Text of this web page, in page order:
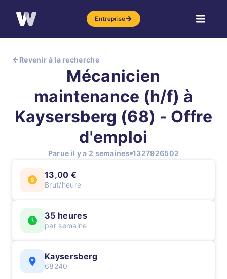
Entreprise
Revenir à la recherche
Mécanicien
maintenance (h/f) à
Kaysersberg (68) - Offre
d'emploi
Parue il y a 2 semaines 1327926502
13,00 €
Brut/heure
35 heures
par semaine
Kaysersberg
68240